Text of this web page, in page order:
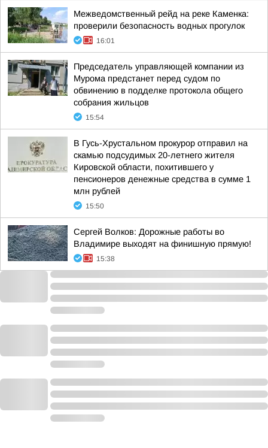
Межведомственный рейд на реке Каменка:
проверили безопасность водных прогулок
16:01
Председатель управляющей компании из
Мурома предстанет перед судом по
обвинению в подделке протокола общего
собрания жильцов
15:54
В Гусь-Хрустальном прокурор отправил на
скамью подсудимых 20-летнего жителя
Кировской области, похитившего у
пенсионеров денежные средства в сумме 1
млн рублей
15:50
Сергей Волков: Дорожные работы во
Владимире выходят на финишную прямую!
15:38